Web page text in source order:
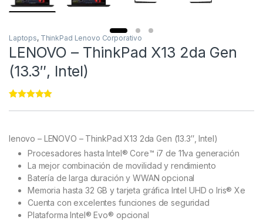
Laptops, ThinkPad Lenovo Corporativo
LENOVO – ThinkPad X13 2da Gen
(13.3″, Intel)
ratings
lenovo – LENOVO – ThinkPad X13 2da Gen (13.3″, Intel)
Procesadores hasta Intel® Core™ i7 de 11va generación
La mejor combinación de movilidad y rendimiento
Batería de larga duración y WWAN opcional
Memoria hasta 32 GB y tarjeta gráfica Intel UHD o Iris® Xe
Cuenta con excelentes funciones de seguridad
Plataforma Intel® Evo® opcional